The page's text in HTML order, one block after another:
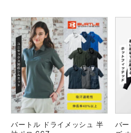
バートル ドライメッシュ 半
バ